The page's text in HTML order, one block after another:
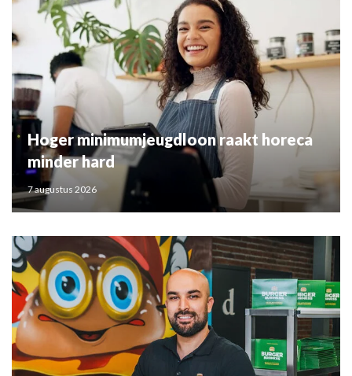
Hoger minimumjeugdloon raakt horeca
minder hard
7 augustus 2026